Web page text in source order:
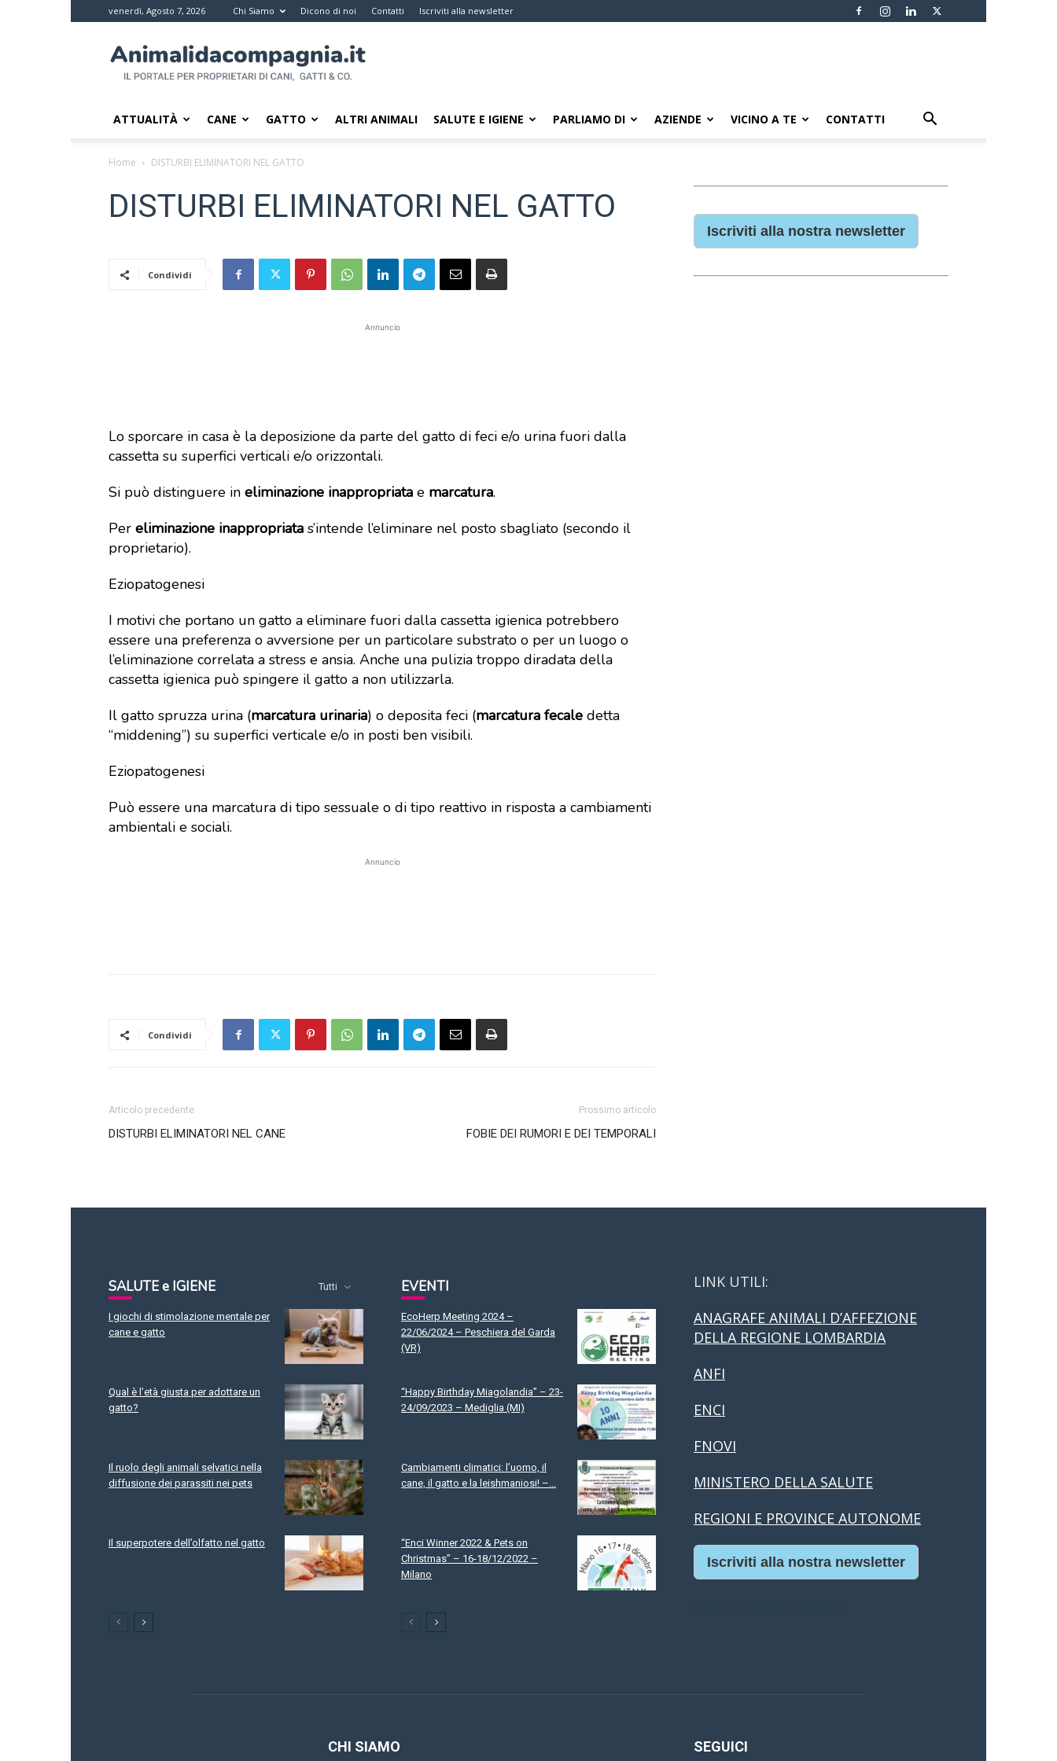
venerdì, Agosto 7, 2026 Chi Siamo Dicono di noi Contatti Iscriviti alla newsletter
da
compagnia
Il
i
proprietari
ATTUALITÀ CANE GATTO ALTRI ANIMALI SALUTE E IGIENE PARLIAMO DI AZIENDE VICINO A TE CONTATTI
Home DISTURBI ELIMINATORI NEL GATTO
DISTURBI ELIMINATORI NEL GATTO
Condividi
Annuncio
Lo sporcare in casa è la deposizione da parte del gatto di feci e/o urina fuori dalla
cassetta su superfici verticali e/o orizzontali.
Si può distinguere in eliminazione inappropriata e marcatura.
Per eliminazione inappropriata s’intende l’eliminare nel posto sbagliato (secondo il
proprietario).
Eziopatogenesi
I motivi che portano un gatto a eliminare fuori dalla cassetta igienica potrebbero
essere una preferenza o avversione per un particolare substrato o per un luogo o
l’eliminazione correlata a stress e ansia. Anche una pulizia troppo diradata della
cassetta igienica può spingere il gatto a non utilizzarla.
Il gatto spruzza urina (marcatura urinaria) o deposita feci (marcatura fecale detta
“middening”) su superfici verticale e/o in posti ben visibili.
Eziopatogenesi
Può essere una marcatura di tipo sessuale o di tipo reattivo in risposta a cambiamenti
ambientali e sociali.
Annuncio
Condividi
Articolo precedente
DISTURBI ELIMINATORI NEL CANE
Prossimo articolo
FOBIE DEI RUMORI E DEI TEMPORALI
Iscriviti alla nostra newsletter
SALUTE e IGIENE Tutti
I giochi di stimolazione mentale per
cane e gatto
Qual è l’età giusta per adottare un
gatto?
Il ruolo degli animali selvatici nella
diffusione dei parassiti nei pets
Il superpotere dell’olfatto nel gatto
EVENTI
EcoHerp Meeting 2024 –
22/06/2024 – Peschiera del Garda
(VR)
“Happy Birthday Miagolandia” – 23-
24/09/2023 – Mediglia (MI)
Cambiamenti climatici: l’uomo, il
cane, il gatto e la leishmaniosi! –...
“Enci Winner 2022 & Pets on
Christmas” – 16-18/12/2022 –
Milano
LINK UTILI:
ANAGRAFE ANIMALI D’AFFEZIONE
DELLA REGIONE LOMBARDIA
ANFI
ENCI
FNOVI
MINISTERO DELLA SALUTE
REGIONI E PROVINCE AUTONOME
Iscriviti alla nostra newsletter
CHI SIAMO SEGUICI